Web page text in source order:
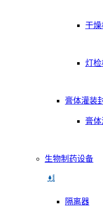
干燥
灯
膏体灌装
膏
生物制药设备
隔离器